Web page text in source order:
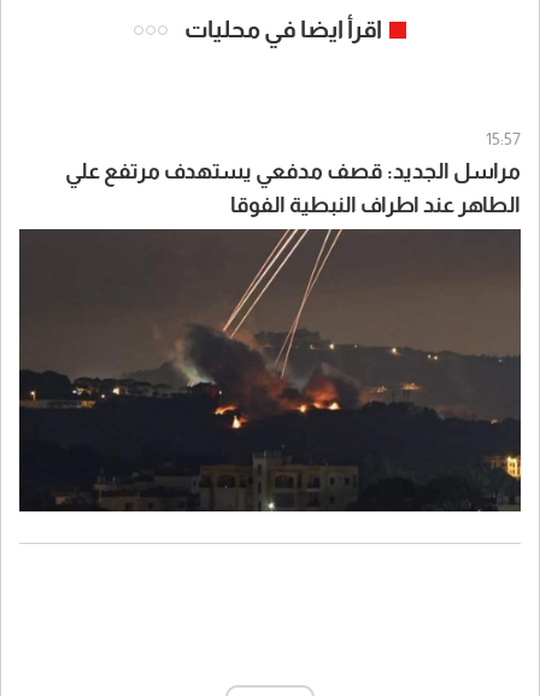
اقرأ ايضا في محليات
15:57
مراسل الجديد: قصف مدفعي يستهدف مرتفع علي
الطاهر عند اطراف النبطية الفوقا